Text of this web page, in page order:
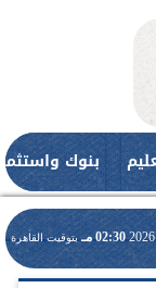
بنوك
02:30 مـ بتوقيت القاهرة